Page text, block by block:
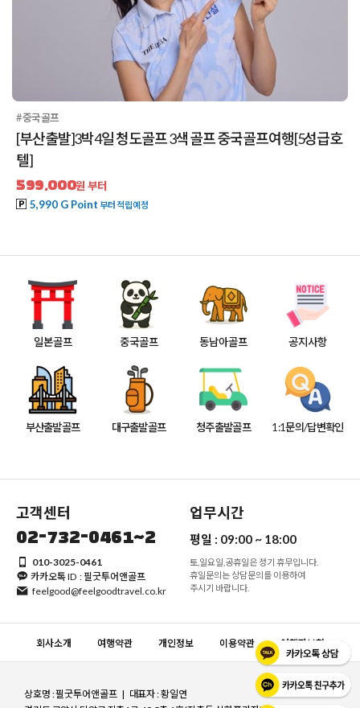
#중국골프
[부산출발]3박4일 청도골프 3색 골프 중국골프여행[5성급호
텔]
599,000원 부터
5,990 G Point 부터 적립예정
일본골프 중국골프 동남아골프 공지사항
부산출발골프 대구출발골프 청주출발골프 1:1문의/답변확인
고객센터
02-732-0461~2
010-3025-0461
카카오톡 ID : 필굿투어앤골프
feelgood@feelgoodtravel.co.kr
업무시간
평일 : 09:00 ~ 18:00
토,일요일,공휴일은 정기 휴무입니다.
휴일문의는 상담문의를 이용하여
주시기 바랍니다.
회사소개 여행약관 개인정보 이용약관 여행자보험
상호명 : 필굿투어앤골프 | 대표자 : 황일연